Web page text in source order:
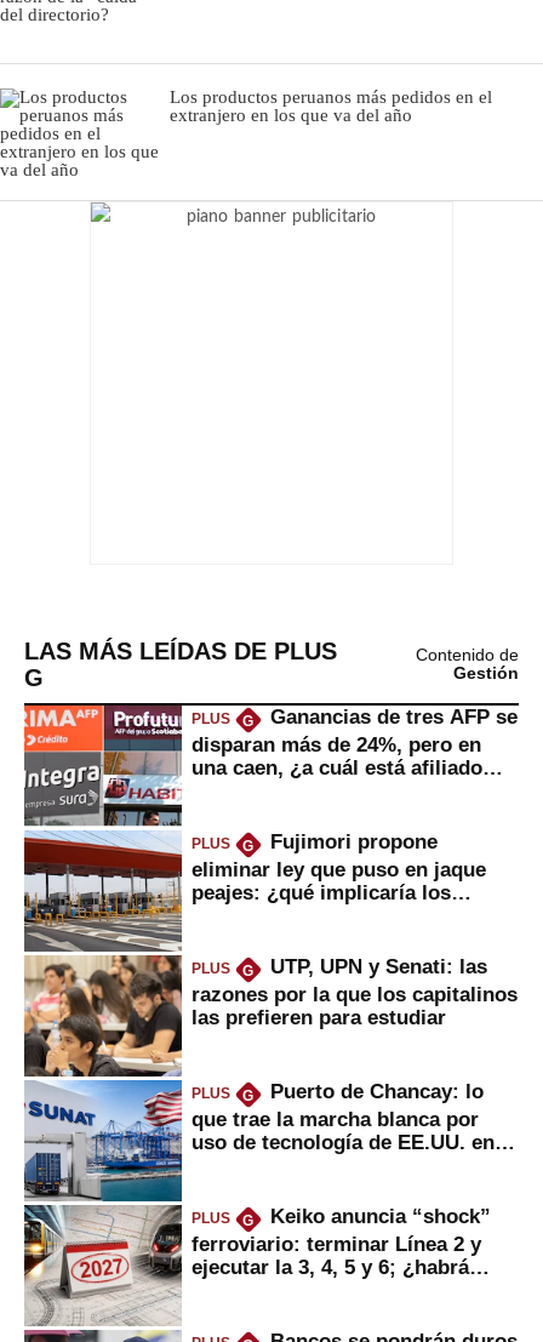
Los productos peruanos más pedidos en el
extranjero en los que va del año
LAS MÁS LEÍDAS DE PLUS
G
Contenido de
Gestión
PLUS G
Ganancias de tres AFP se
disparan más de 24%, pero en
una caen, ¿a cuál está afiliado
PLUS G
Fujimori propone
eliminar ley que puso en jaque
peajes: ¿qué implicaría los
PLUS G
UTP, UPN y Senati: las
razones por la que los capitalinos
las prefieren para estudiar
PLUS G
Puerto de Chancay: lo
que trae la marcha blanca por
uso de tecnología de EE.UU. en
PLUS G
Keiko anuncia “shock”
ferroviario: terminar Línea 2 y
ejecutar la 3, 4, 5 y 6; ¿habrá